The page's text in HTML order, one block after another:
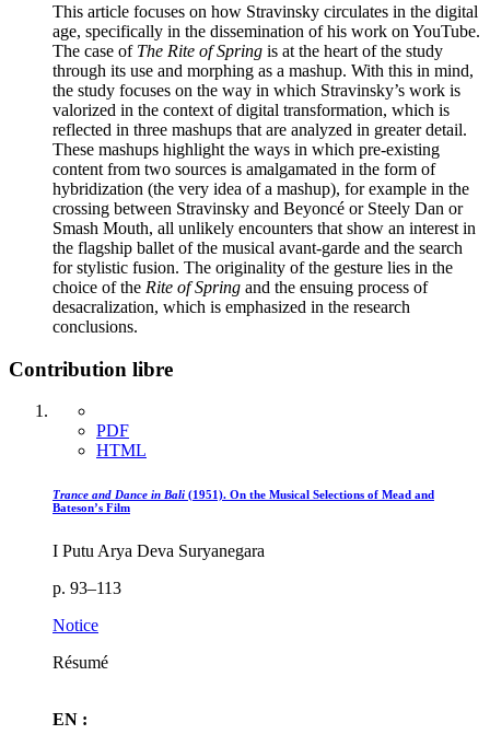
This article focuses on how Stravinsky circulates in the digital
age, specifically in the dissemination of his work on YouTube.
The case of The Rite of Spring is at the heart of the study
through its use and morphing as a mashup. With this in mind,
the study focuses on the way in which Stravinsky’s work is
valorized in the context of digital transformation, which is
reflected in three mashups that are analyzed in greater detail.
These mashups highlight the ways in which pre-existing
content from two sources is amalgamated in the form of
hybridization (the very idea of a mashup), for example in the
crossing between Stravinsky and Beyoncé or Steely Dan or
Smash Mouth, all unlikely encounters that show an interest in
the flagship ballet of the musical avant-garde and the search
for stylistic fusion. The originality of the gesture lies in the
choice of the Rite of Spring and the ensuing process of
desacralization, which is emphasized in the research
conclusions.
Contribution libre
PDF
HTML
Trance and Dance in Bali (1951). On the Musical Selections of Mead and
Bateson’s Film
I Putu Arya Deva Suryanegara
p. 93–113
Notice
Résumé
EN :